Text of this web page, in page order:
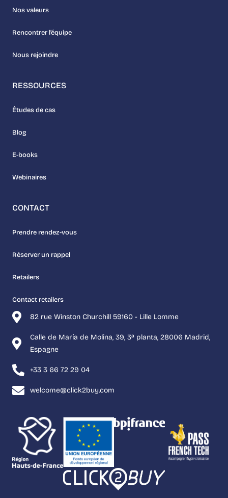
82 rue Winston Churchill 59160 - Lille Lomme
Calle de María de Molina, 39, 3ª planta, 28006 Madrid,
Espagne
+33 3 66 72 29 04
welcome@click2buy.com
Nos valeurs
Rencontrer l’équipe
Nous rejoindre
RESSOURCES
Études de cas
Blog
E-books
Webinaires
CONTACT
Prendre rendez-vous
Réserver un rappel
Retailers
Contact retailers